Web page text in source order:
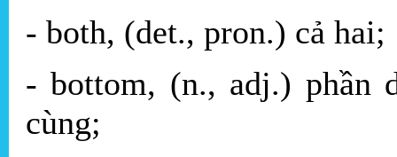
- both, (det., pron.) cả hai;
- bottom, (n., adj.) phần
cùng;